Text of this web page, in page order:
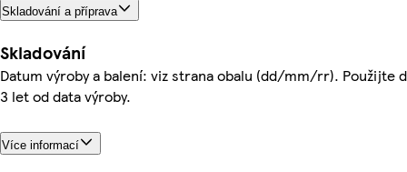
Skladování a příprava
Skladování
Datum výroby a balení: viz strana obalu (dd/mm/rr). Použijte
3 let od data výroby.
Více informací